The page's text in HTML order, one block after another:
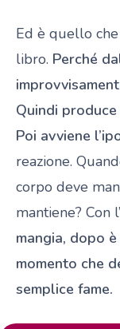
Ed è quello
libro. Perché
Quindi
Poi avviene
reazione.
corpo deve
mantiene? Con
mangia, dopo
momento che
semplice fame.